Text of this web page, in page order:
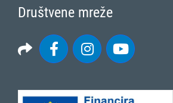
Društvene mreže